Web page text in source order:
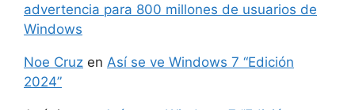
advertencia para 800 millones de usuarios de
Windows
Noe Cruz en Así se ve Windows 7 “Edición
2024”